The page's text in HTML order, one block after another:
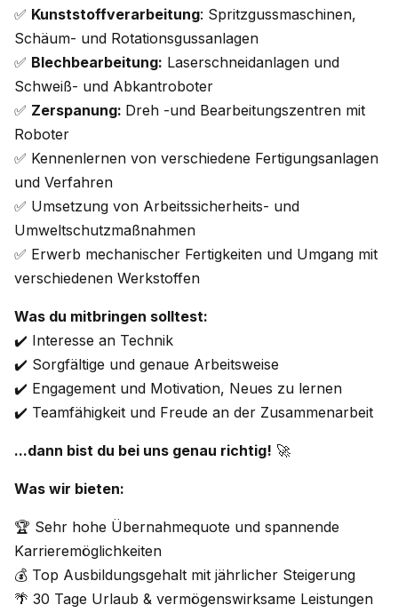
✅ Kunststoffverarbeitung: Spritzgussmaschinen,
Schäum- und Rotationsgussanlagen
✅ Blechbearbeitung: Laserschneidanlagen und
Schweiß- und Abkantroboter
✅ Zerspanung: Dreh -und Bearbeitungszentren mit
Roboter
✅ Kennenlernen von verschiedene Fertigungsanlagen
und Verfahren
✅ Umsetzung von Arbeitssicherheits- und
Umweltschutzmaßnahmen
✅ Erwerb mechanischer Fertigkeiten und Umgang mit
verschiedenen Werkstoffen
Was du mitbringen solltest:
✔️ Interesse an Technik
✔️ Sorgfältige und genaue Arbeitsweise
✔️ Engagement und Motivation, Neues zu lernen
✔️ Teamfähigkeit und Freude an der Zusammenarbeit
...dann bist du bei uns genau richtig! 🚀
Was wir bieten:
🏆 Sehr hohe Übernahmequote und spannende
Karrieremöglichkeiten
💰 Top Ausbildungsgehalt mit jährlicher Steigerung
🌴 30 Tage Urlaub & vermögenswirksame Leistungen